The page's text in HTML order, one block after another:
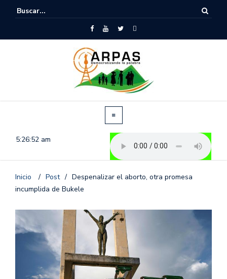
5:26:53 am
Inicio / Post / Despenalizar el aborto, otra promesa
incumplida de Bukele